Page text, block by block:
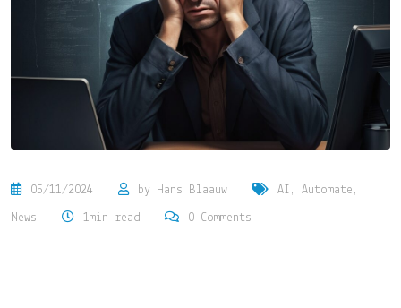
05/11/2024 by Hans Blaauw AI , Automate ,
News 1min read 0 Comments